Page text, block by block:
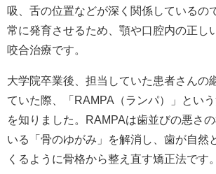
吸、舌の位置などが深く関係しているの
常に発育させるため、顎や口腔内の正し
咬合治療です。
大学院卒業後、担当していた患者さんの
ていた際、「RAMPA（ランパ）」とい
を知りました。RAMPAは歯並びの悪さ
いる「骨のゆがみ」を解消し、歯が自然
くるように骨格から整え直す矯正法です。